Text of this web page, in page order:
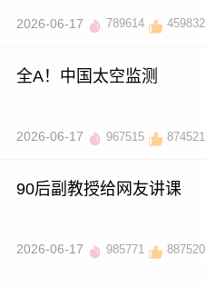
2026-06-17 789614 459832
全A！中国太空监测
2026-06-17 967515 874521
90后副教授给网友讲课
2026-06-17 985771 887520